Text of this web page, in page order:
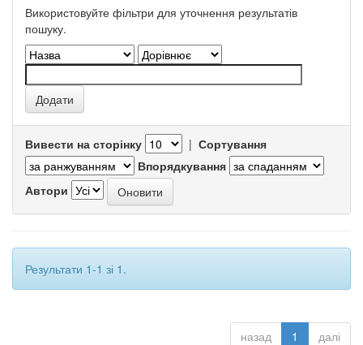
Використовуйте фільтри для уточнення результатів
пошуку.
Вивести на сторінку | Сортування
Впорядкування
Автори
Результати 1-1 зі 1.
назад 1 далі